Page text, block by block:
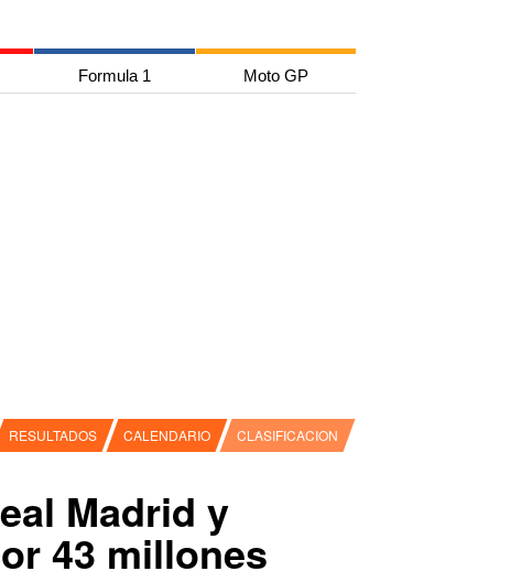
Formula 1 Moto GP
RESULTADOS CALENDARIO CLASIFICACION
Madrid y
43 millones